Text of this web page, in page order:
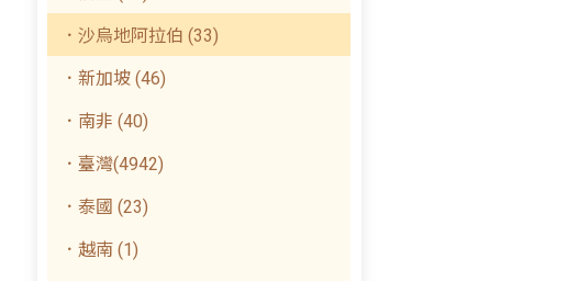
．沙烏地阿拉伯 (33)
．新加坡 (46)
．南非 (40)
．臺灣(4942)
．泰國 (23)
．越南 (1)